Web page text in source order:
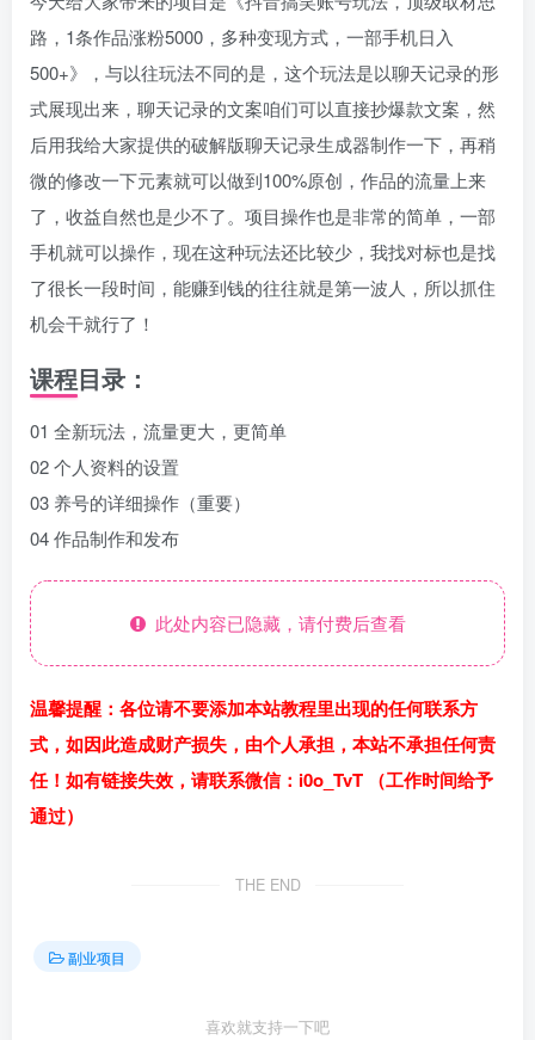
路，1条作品涨粉5000，多种变现方式，一部手机日入
500+》，与以往玩法不同的是，这个玩法是以聊天记录的形
式展现出来，聊天记录的文案咱们可以直接抄爆款文案，然
后用我给大家提供的破解版聊天记录生成器制作一下，再稍
微的修改一下元素就可以做到100%原创，作品的流量上来
了，收益自然也是少不了。项目操作也是非常的简单，一部
手机就可以操作，现在这种玩法还比较少，我找对标也是找
了很长一段时间，能赚到钱的往往就是第一波人，所以抓住
机会干就行了！
课程目录：
01 全新玩法，流量更大，更简单
02 个人资料的设置
03 养号的详细操作（重要）
04 作品制作和发布
此处内容已隐藏，请付费后查看
温馨提醒：各位请不要添加本站教程里出现的任何联系方
式，如因此造成财产损失，由个人承担，本站不承担任何责
任！如有链接失效，请联系微信：i0o_TvT （工作时间给予
通过）
THE END
副业项目
喜欢就支持一下吧